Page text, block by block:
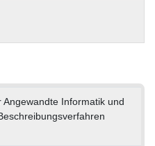
Angewandte Informatik und